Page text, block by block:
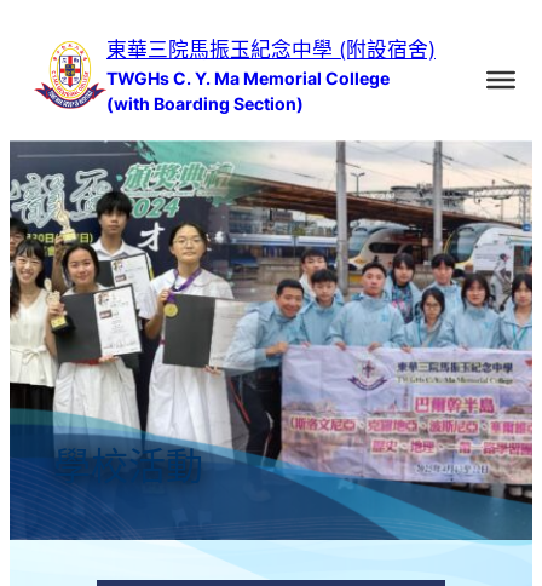
內
容
東華三院馬振玉紀念中學 (附設宿舍)
TWGHs C. Y. Ma Memorial College
(with Boarding Section)
學校活動